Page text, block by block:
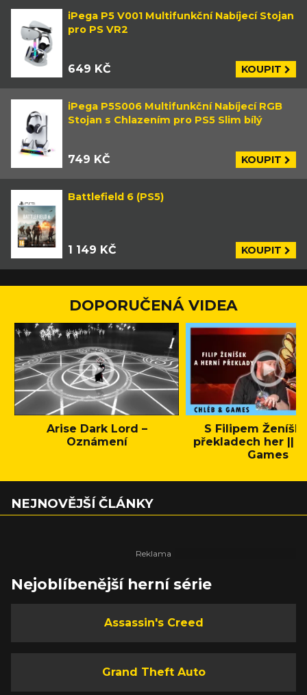
iPega P5 V001 Multifunkční Nabíjecí Stojan
pro PS VR2
649 KČ KOUPIT
iPega P5S006 Multifunkční Nabíjecí RGB
Stojan s Chlazením pro PS5 Slim bílý
749 KČ KOUPIT
Battlefield 6 (PS5)
1 149 KČ KOUPIT
DOPORUČENÁ VIDEA
Arise Dark Lord –
Oznámení
S Filipem
překladech her ||
Games
NEJNOVĚJŠÍ ČLÁNKY
Nejoblíbenější herní série
Assassin's Creed
Grand Theft Auto